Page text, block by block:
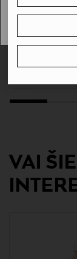
COMPAGNIE
Ražotāja adrese
Digitālā adrese
Marseille šķidrās
Original Price
23,90 €
VAI